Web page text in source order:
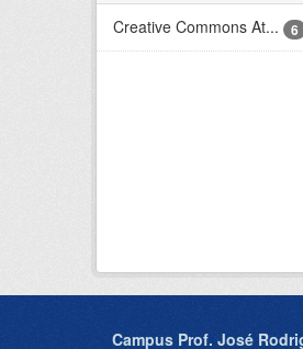
Creative Commons At...
6
Campus Prof. José